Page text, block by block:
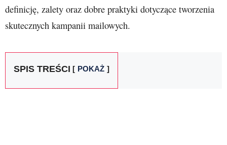
definicję, zalety oraz dobre praktyki dotyczące tworzenia
skutecznych kampanii mailowych.
SPIS TREŚCI POKAŻ